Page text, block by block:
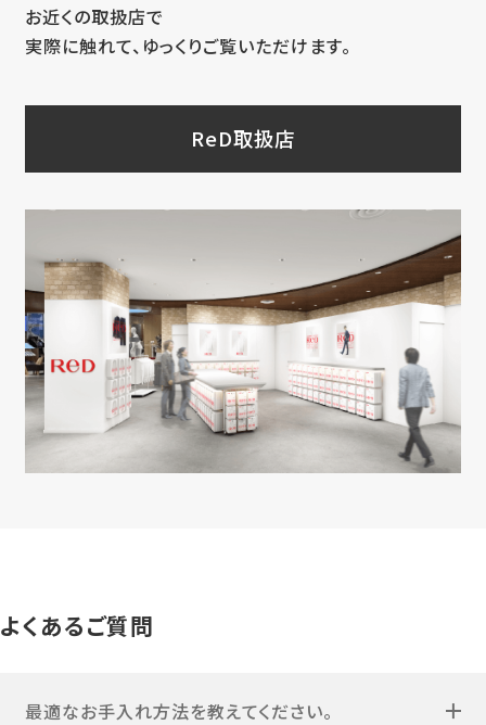
お近くの取扱店で
実際に触れて、ゆっくりご覧いただけます。
ReD取扱店
よくあるご質問
最適なお手入れ方法を教えてください。